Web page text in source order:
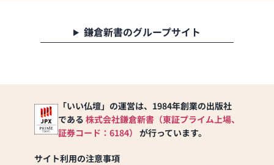
鎌倉新書のグループサイト
「いい仏壇」の運営は、1984年創業の出版社
である 株式会社鎌倉新書（東証プライム上場、
証券コード：6184） が行っています。
サイト利用の注意事項